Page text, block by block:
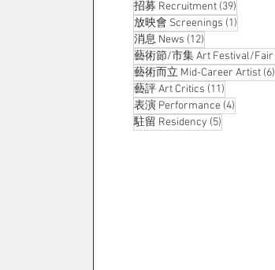
招募 Recruitment (39)
放映會 Screenings (1)
消息 News (12)
藝術節/市集 Art Festival/Fair
藝術而立 Mid-Career Artist (6)
藝評 Art Critics (11)
表演 Performance (4)
駐留 Residency (5)